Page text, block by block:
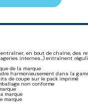
en bout de chaîne, des
internes…) entraînent
de la marque
harmonieusement dans la
de coupe sur le pack imprimé
non conforme
marque
marque